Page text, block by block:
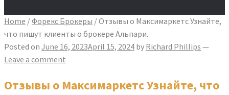
Home /Форекс Брокеры /Отзывы о Максимаркетс Узнайте,
что пишут клиенты о брокере Альпари.
Posted on June 16, 2023April 15, 2024 by Richard Phillips —
Leave a comment
Отзывы о Максимаркетс Узнайте, что